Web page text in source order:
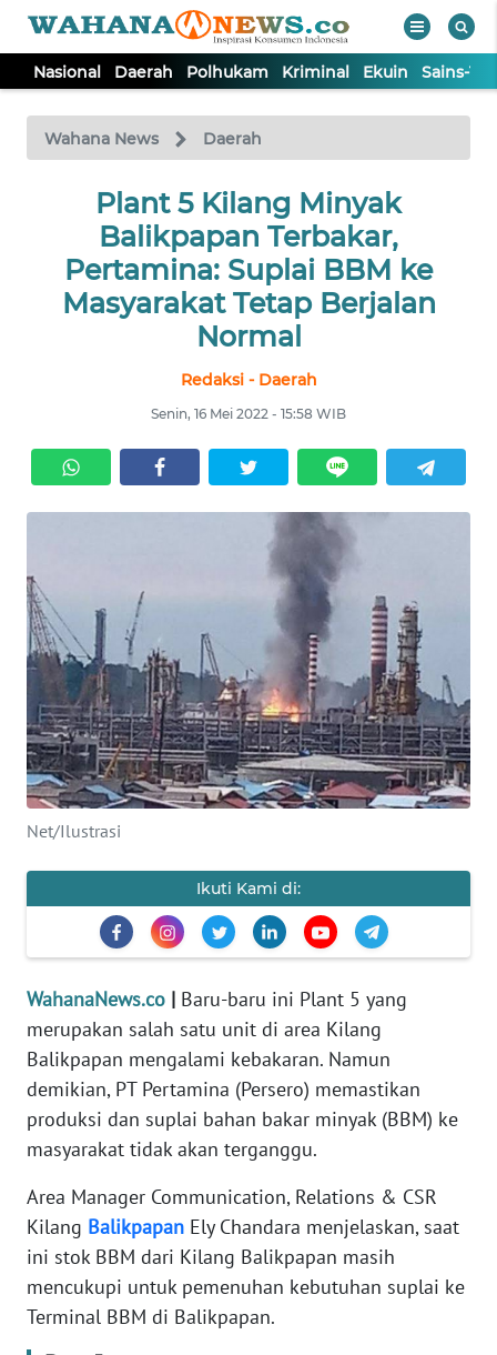
Nasional Daerah Polhukam Kriminal Ekuin Sains-
Wahana News Daerah
Plant 5 Kilang Minyak
Balikpapan Terbakar,
Pertamina: Suplai BBM ke
Masyarakat Tetap Berjalan
Normal
Redaksi - Daerah
Senin, 16 Mei 2022 - 15:58 WIB
Net/Ilustrasi
Ikuti Kami di:
WahanaNews.co | Baru-baru ini Plant 5 yang
merupakan salah satu unit di area Kilang
Balikpapan mengalami kebakaran. Namun
demikian, PT Pertamina (Persero) memastikan
produksi dan suplai bahan bakar minyak (BBM) ke
masyarakat tidak akan terganggu.
Area Manager Communication, Relations & CSR
Kilang Balikpapan Ely Chandara menjelaskan, saat
ini stok BBM dari Kilang Balikpapan masih
mencukupi untuk pemenuhan kebutuhan suplai ke
Terminal BBM di Balikpapan.
TV
Tutup
NASIONAL
DAERAH
POLHUKAM
EKUIN
SAINS-TEKNO
KESEHATAN
INTERNASIONAL
SERBA-SERBI
PENDIDIKAN
OLAHRAGA
EDITORIAL
Informasi
INDEKS
BERITA
KAMI
INFO
IKLAN
TENTANG
KAMI